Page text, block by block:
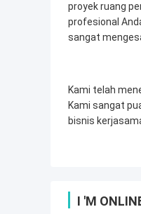
proyek ruang
profesional
sangat
Kami telah
Kami sangat
bisnis
I 'M